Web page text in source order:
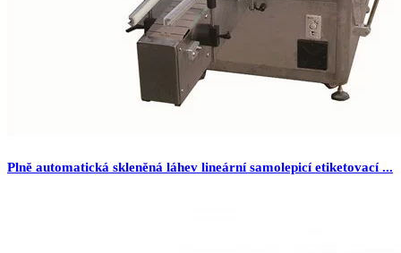
Plně automatická skleněná láhev lineární samolepicí etiketovací ...